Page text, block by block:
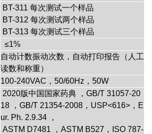
BT-311 每次测试一个样品
BT-312 每次测试两个样品
BT-313 每次测试三个样品
≤1%
自动计数振动次数，自动打印报告（人工
读数和称重）
100-240VAC，50/60Hz，50W
2020版中国国家药典 ，GB/T 31057-20
18 ，GB/T 21354-2008，USP<616>，E
ur. Ph. 2.9.34 ，
ASTM D7481 ，ASTM B527，ISO 787-